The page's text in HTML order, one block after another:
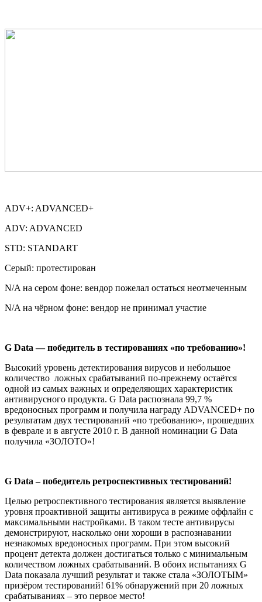
ADV+: ADVANCED+
ADV: ADVANCED
STD: STANDART
Серый: протестирован
N/A на сером фоне: вендор пожелал остаться неотмеченным
N/A на чёрном фоне: вендор не принимал участие
G Data — победитель в тестированиях «по требованию»!
Высокий уровень детектирования вирусов и небольшое
количество ложных срабатываний по-прежнему остаётся
одной из самых важных и определяющих характеристик
антивирусного продукта. G Data распознала 99,7 %
вредоносных программ и получила награду ADVANCED+ по
результатам двух тестирований «по требованию», прошедших
в феврале и в августе 2010 г. В данной номинации G Data
получила «ЗОЛОТО»!
G Data – победитель ретроспективных тестирований!
Целью ретроспективного тестирования является выявление
уровня проактивной защиты антивируса в режиме оффлайн с
максимальными настройками. В таком тесте антивирусы
демонстрируют, насколько они хороши в распознавании
незнакомых вредоносных программ. При этом высокий
процент детекта должен достигаться только с минимальным
количеством ложных срабатываний. В обоих испытаниях G
Data показала лучший результат и также стала «ЗОЛОТЫМ»
призёром тестирований! 61% обнаружений при 20 ложных
срабатываниях – это первое место!